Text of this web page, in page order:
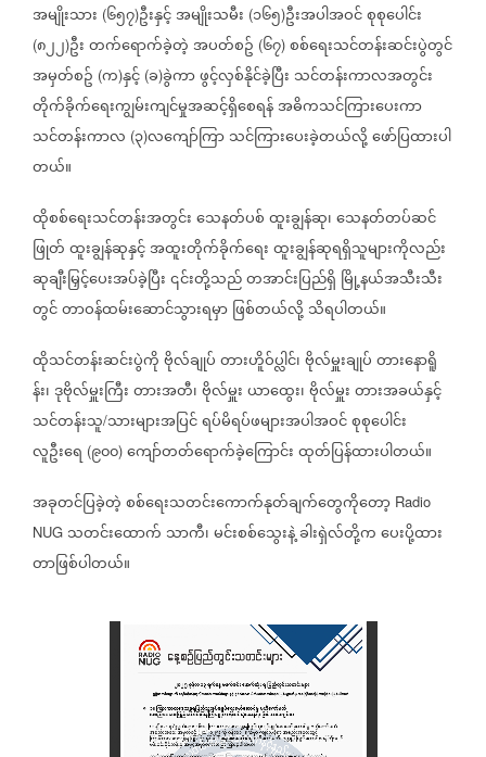
အမျိုးသား (၆၅၇)ဦးနှင့်အမျိုးသမီး (၁၆၅)ဦးအပါအဝင်စုစုပေါင်း
(၈၂၂)ဦးတက်ရောက်ခဲ့တဲ့အပတ်စဥ် (၆၇) စစ်ရေးသင်တန်းဆင်းပွဲတွင်
အမှတ်စဥ် (က)နှင့် (ခ)ခွဲကာဖွင့်လှစ်နိုင်ခဲ့ပြီး သင်တန်းကာလအတွင်း
တိုက်ခိုက်ရေးကျွမ်းကျင်မှုအဆင့်ရှိစေရန်အဓိကသင်ကြားပေးကာ
သင်တန်းကာလ (၃)လကျော်ကြာသင်ကြားပေးခဲ့တယ်လို့ဖော်ပြထားပါ
တယ်။
ထိုစစ်ရေးသင်တန်းအတွင်းသေနတ်ပစ်ထူးချွန်ဆု၊သေနတ်တပ်ဆင်
ဖြုတ်ထူးချွန်ဆုနှင့်အထူးတိုက်ခိုက်ရေးထူးချွန်ဆုရရှိသူများကိုလည်း
ဆုချီးမြှင့်ပေးအပ်ခဲ့ပြီး၎င်းတို့သည်တအာင်းပြည်ရှိ မြို့နယ်အသီးသီး
တွင်တာဝန်ထမ်းဆောင်သွားရမှာဖြစ်တယ်လို့သိရပါတယ်။
ထိုသင်တန်းဆင်းပွဲကိုဗိုလ်ချုပ်တားဟိူဝ်ပ္လါင်၊ဗိုလ်မှူးချုပ်တားနောရိူ
န်း၊ဒုဗိုလ်မှူးကြီးတားအတီ၊ဗိုလ်မှူးယာထွေး၊ဗိုလ်မှူးတားအခယ်နှင့်
သင်တန်းသူ/သားများအပြင်ရပ်မိရပ်ဖများအပါအဝင်စုစုပေါင်း
လူဦးရေ (၉၀၀) ကျော်တတ်ရောက်ခဲ့ကြောင်းထုတ်ပြန်ထားပါတယ်။
အခုတင်ပြခဲ့တဲ့စစ်ရေးသတင်းကောက်နုတ်ချက်တွေကိုတော့ Radio
NUG သတင်းထောက် သာကီ၊မင်းစစ်သွေးနဲ့ခါးရှဲလ်တို့ကပေးပို့ထား
တာဖြစ်ပါတယ်။